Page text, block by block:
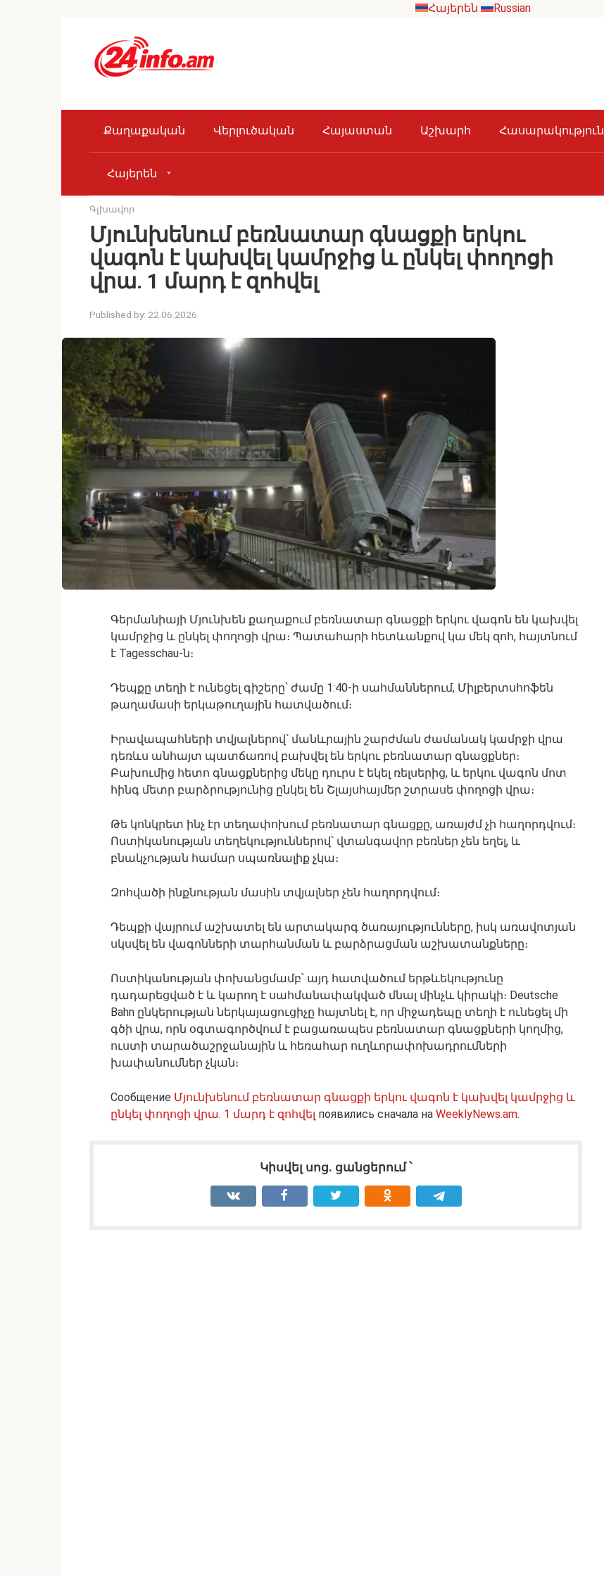
Հայերեն Russian
Քաղաքական Վերլուծական Հայաստան Աշխարհ Հասարակություն
Հայերեն
Գլխավոր
Մյունխենում բեռնատար գնացքի երկու
վագոն է կախվել կամրջից և ընկել փողոցի
վրա. 1 մարդ է զոհվել
Published by: 22.06.2026
Գերմանիայի Մյունխեն քաղաքում բեռնատար գնացքի երկու վագոն են կախվել
կամրջից և ընկել փողոցի վրա։ Պատահարի հետևանքով կա մեկ զոհ, հայտնում
է Tagesschau-ն։
Դեպքը տեղի է ունեցել գիշերը՝ ժամը 1:40-ի սահմաններում, Միլբերտսհոֆեն
թաղամասի երկաթուղային հատվածում։
Իրավապահների տվյալներով՝ մանևրային շարժման ժամանակ կամրջի վրա
դեռևս անհայտ պատճառով բախվել են երկու բեռնատար գնացքներ։
Բախումից հետո գնացքներից մեկը դուրս է եկել ռելսերից, և երկու վագոն մոտ
հինգ մետր բարձրությունից ընկել են Շլայսհայմեր շտրասե փողոցի վրա։
Թե կոնկրետ ինչ էր տեղափոխում բեռնատար գնացքը, առայժմ չի հաղորդվում։
Ոստիկանության տեղեկություններով՝ վտանգավոր բեռներ չեն եղել, և
բնակչության համար սպառնալիք չկա։
Զոհվածի ինքնության մասին տվյալներ չեն հաղորդվում։
Դեպքի վայրում աշխատել են արտակարգ ծառայությունները, իսկ առավոտյան
սկսվել են վագոնների տարհանման և բարձրացման աշխատանքները։
Ոստիկանության փոխանցմամբ՝ այդ հատվածում երթևեկությունը
դադարեցված է և կարող է սահմանափակված մնալ մինչև կիրակի։ Deutsche
Bahn ընկերության ներկայացուցիչը հայտնել է, որ միջադեպը տեղի է ունեցել մի
գծի վրա, որն օգտագործվում է բացառապես բեռնատար գնացքների կողմից,
ուստի տարածաշրջանային և հեռահար ուղևորափոխադրումների
խափանումներ չկան։
Сообщение Մյունխենում բեռնատար գնացքի երկու վագոն է կախվել կամրջից և
ընկել փողոցի վրա. 1 մարդ է զոհվել появились сначала на WeeklyNews.am.
Կիսվել սոց․ ցանցերում ՝